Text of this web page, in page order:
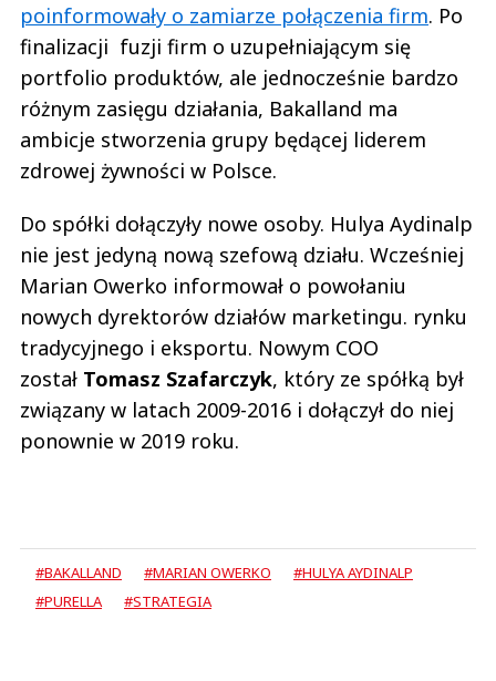
poinformowały o zamiarze połączenia firm. Po
finalizacji fuzji firm o uzupełniającym się
portfolio produktów, ale jednocześnie bardzo
różnym zasięgu działania, Bakalland ma
ambicje stworzenia grupy będącej liderem
zdrowej żywności w Polsce.
Do spółki dołączyły nowe osoby. Hulya Aydinalp
nie jest jedyną nową szefową działu. Wcześniej
Marian Owerko informował o powołaniu
nowych dyrektorów działów marketingu. rynku
tradycyjnego i eksportu. Nowym COO
został Tomasz Szafarczyk, który ze spółką był
związany w latach 2009-2016 i dołączył do niej
ponownie w 2019 roku.
#BAKALLAND #MARIAN OWERKO
#HULYA AYDINALP
#PURELLA
#STRATEGIA